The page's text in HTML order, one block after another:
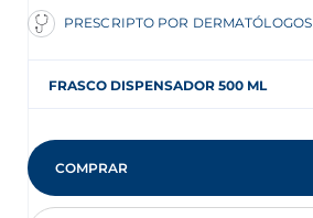
PRESCRIPTO POR DERMATÓLOGOS
FRASCO DISPENSADOR 500 ML
COMPRAR